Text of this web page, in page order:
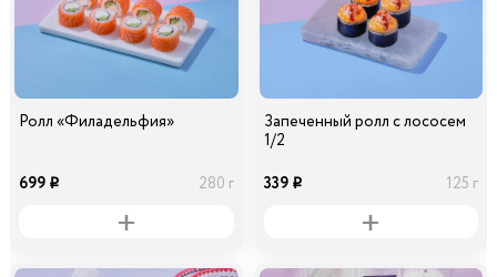
Ролл «Филадельфия»
699 i 280 г
Запеченный ролл с лососем
1/2
339 i 125 г